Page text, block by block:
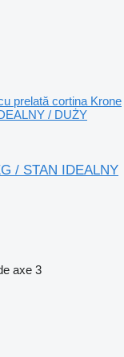
prelată cortina Krone
/ DUŻY
/ STAN IDEALNY
axe 3